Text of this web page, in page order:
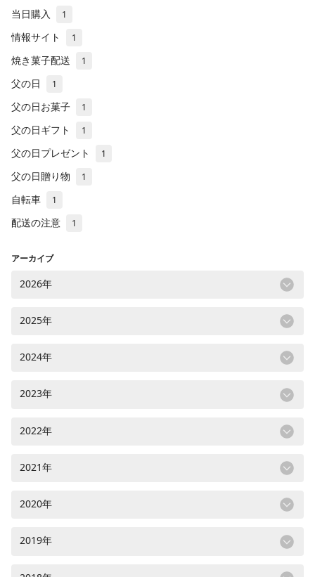
当日購入 1
情報サイト 1
焼き菓子配送 1
父の日 1
父の日お菓子 1
父の日ギフト 1
父の日プレゼント 1
父の日贈り物 1
自転車 1
配送の注意 1
アーカイブ
2026年
2025年
2024年
2023年
2022年
2021年
2020年
2019年